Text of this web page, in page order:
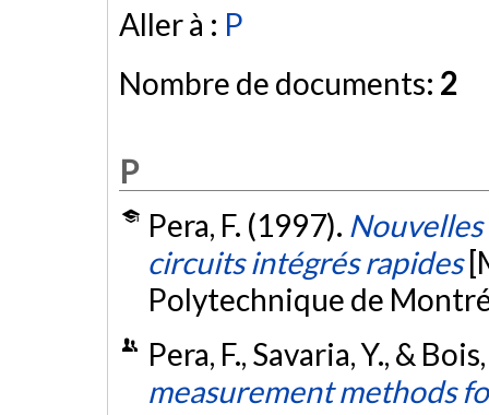
Aller à : P
Nombre de documents: 2
P
Pera, F. (1997).
circuits intégrés rapides
Polytechnique de
Pera, F., Savaria, Y., &
measurement methods